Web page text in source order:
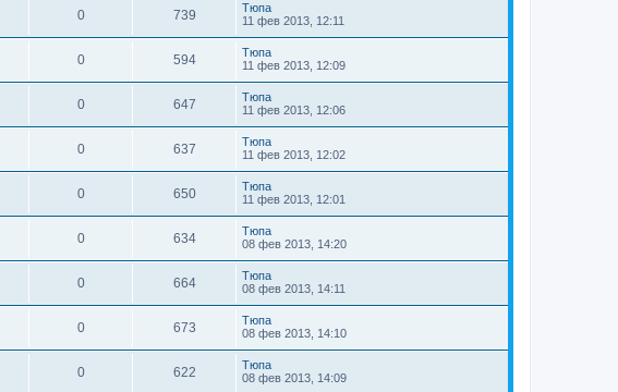
0 739
Тюпа
11 фев 2013, 12:11
0 594
Тюпа
11 фев 2013, 12:09
0 647
Тюпа
11 фев 2013, 12:06
0 637
Тюпа
11 фев 2013, 12:02
0 650
Тюпа
11 фев 2013, 12:01
0 634
Тюпа
08 фев 2013, 14:20
0 664
Тюпа
08 фев 2013, 14:11
0 673
Тюпа
08 фев 2013, 14:10
0 622
Тюпа
08 фев 2013, 14:09